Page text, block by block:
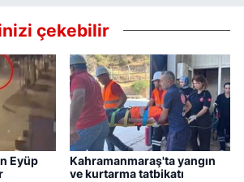
çekebilir
Eyüp
Kahramanmaraş'ta yangın
ve kurtarma tatbikatı